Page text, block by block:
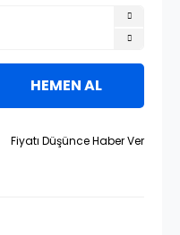
HEMEN AL
Fiyatı Düşünce Haber Ver